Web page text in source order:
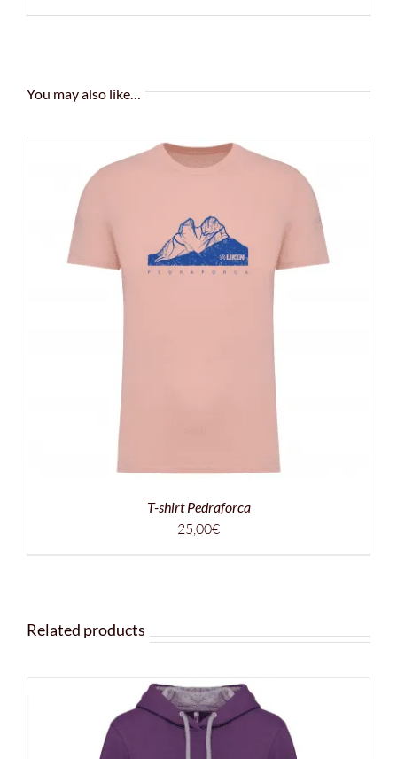
You may also like…
T-shirt Pedraforca
25,00€
Related products